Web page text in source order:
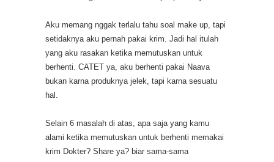
Aku memang nggak terlalu tahu soal make up, tapi
setidaknya aku pernah pakai krim. Jadi hal itulah
yang aku rasakan ketika memutuskan untuk
berhenti. CATET ya, aku berhenti pakai Naava
bukan karna produknya jelek, tapi karna sesuatu
hal.
Selain 6 masalah di atas, apa saja yang kamu
alami ketika memutuskan untuk berhenti memakai
krim Dokter? Share ya? biar sama-sama